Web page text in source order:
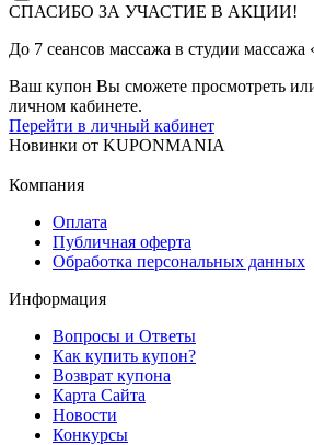
СПАСИБО ЗА УЧАСТИЕ В АКЦИИ!
До 7 сеансов массажа в студии массажа
Ваш купон Вы сможете просмотреть или
личном кабинете.
Перейти в личный кабинет
Новинки от KUPONMANIA
Компания
Оплата
Публичная оферта
Обработка персональных данных
Информация
Вопросы и Ответы
Как купить купон?
Возврат купона
Карта Сайта
Новости
Конкурсы